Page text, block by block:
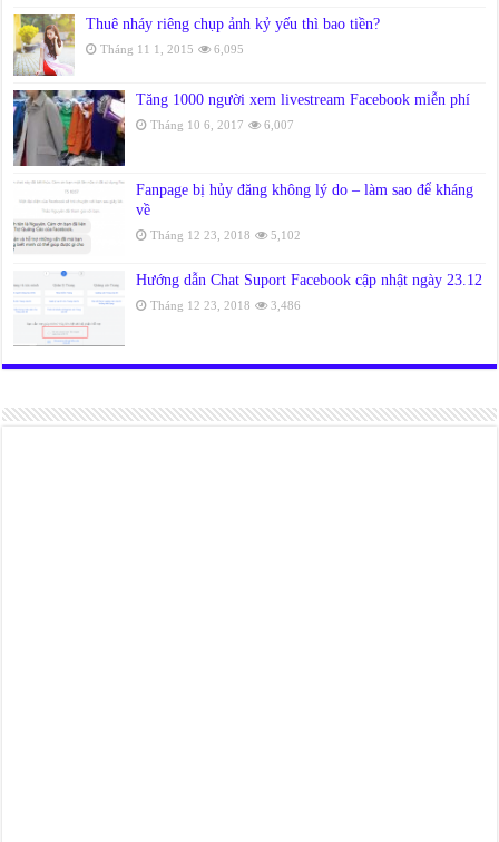
Thuê nháy riêng chụp ảnh kỷ yếu thì bao tiền?
Tháng 11 1, 2015 6,095
Tăng 1000 người xem livestream Facebook miễn phí
Tháng 10 6, 2017 6,007
Fanpage bị hủy đăng không lý do – làm sao để kháng
về
Tháng 12 23, 2018 5,102
Hướng dẫn Chat Suport Facebook cập nhật ngày 23.12
Tháng 12 23, 2018 3,486